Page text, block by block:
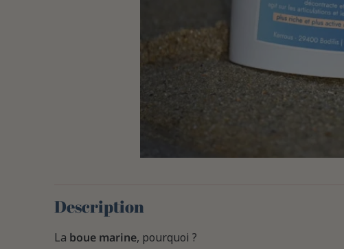
Description
La boue marine, pourquoi ?